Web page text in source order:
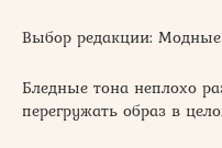
Выбор редакции:
Бледные тона неплохо
перегружать образ в